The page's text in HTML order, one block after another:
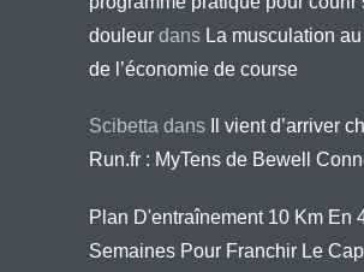
douleur dans La musculation
de l’économie de course
Scibetta dans
Il vient d’arriver
Run.fr : MyTens de Bewell
Plan D'entraînement 10 Km En
Semaines Pour Franchir Le